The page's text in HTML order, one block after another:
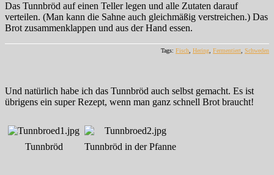
Das Tunnbröd auf einen Teller legen und alle Zutaten darauf
verteilen. (Man kann die Sahne auch gleichmäßig verstreichen.) Das
Brot zusammenklappen und aus der Hand essen.
Tags: Fisch, Hering, Fermentiert, Schweden
Und natürlich habe ich das Tunnbröd auch selbst gemacht. Es ist
übrigens ein super Rezept, wenn man ganz schnell Brot braucht!
Tunnbröd Tunnbröd in der Pfanne